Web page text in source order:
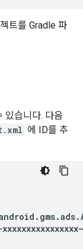
트를 Gradle 파
있습니다. 다음
에 ID를 추